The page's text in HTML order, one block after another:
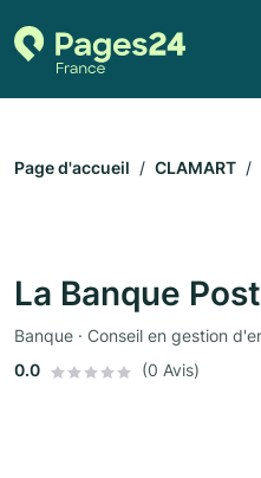
Page d'accueil CLAMART
La Banque
0.0
(0 Avis)